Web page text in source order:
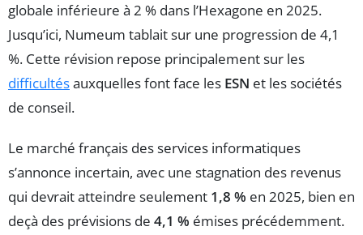
globale inférieure à 2 % dans l’Hexagone en 2025.
Jusqu’ici, Numeum tablait sur une progression de 4,1
%. Cette révision repose principalement sur les
difficultésauxquelles font face les ESN et les sociétés
de conseil.
Le marché français des services informatiques
s’annonce incertain, avec une stagnation des revenus
qui devrait atteindre seulement 1,8 % en 2025, bien en
deçà des prévisions de 4,1 % émises précédemment.